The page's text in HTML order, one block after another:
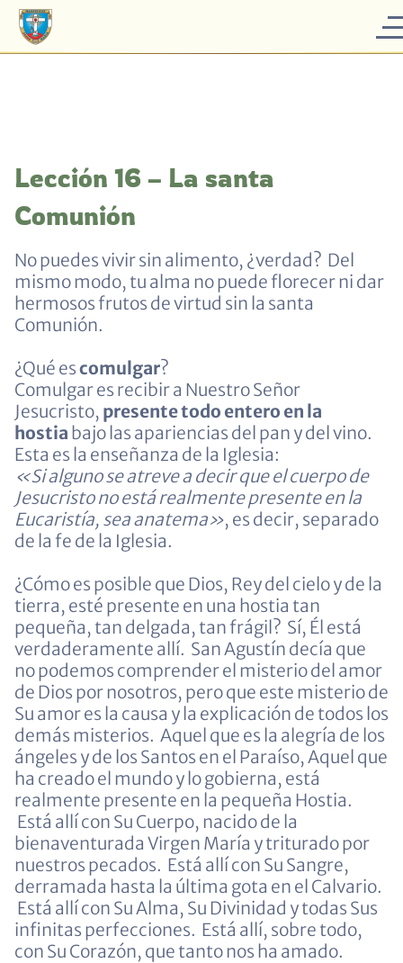
Lección 16 – La santa
Comunión
No puedes vivir sin alimento, ¿verdad? Del
mismo modo, tu alma no puede florecer ni dar
hermosos frutos de virtud sin la santa
Comunión.
¿Qué escomulgar?
Comulgar es recibir a Nuestro Señor
Jesucristo, presente todo entero en la
hostia bajo las apariencias del pan y del vino.
Esta es la enseñanza de la Iglesia:
«Si alguno se atreve a decir que el cuerpo de
Jesucristo no está realmente presente en la
Eucaristía, sea anatema», es decir, separado
de la fe de la Iglesia.
¿Cómo es posible que Dios, Rey del cielo y de la
tierra, esté presente en una hostia tan
pequeña, tan delgada, tan frágil? Sí, Él está
verdaderamente allí. San Agustín decía que
no podemos comprender el misterio del amor
de Dios por nosotros, pero que este misterio de
Su amor es la causa y la explicación de todos los
demás misterios. Aquel que es la alegría de los
ángeles y de los Santos en el Paraíso, Aquel que
ha creado el mundo y lo gobierna, está
realmente presente en la pequeña Hostia.
Está allí con Su Cuerpo, nacido de la
bienaventurada Virgen María y triturado por
nuestros pecados. Está allí con Su Sangre,
derramada hasta la última gota en el Calvario.
Está allí con Su Alma, Su Divinidad y todas Sus
infinitas perfecciones. Está allí, sobre todo,
con Su Corazón, que tanto nos ha amado.